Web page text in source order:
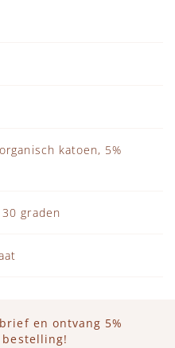
katoen, 5%
graden
en ontvang 5%